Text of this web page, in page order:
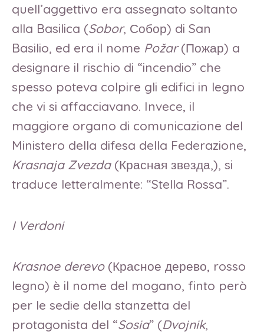
quell’aggettivo era assegnato soltanto
alla Basilica (Sobor, Собор) di San
Basilio, ed era il nome Požar(Пожар) a
designare il rischio di “incendio” che
spesso poteva colpire gli edifici in legno
che vi si affacciavano. Invece, il
maggiore organo di comunicazione del
Ministero della difesa della Federazione,
Krasnaja Zvezda(Красная звезда,), si
traduce letteralmente: “Stella Rossa”.
I Verdoni
Krasnoe derevo(Красное дерево, rosso
legno) è il nome del mogano, finto però
per le sedie della stanzetta del
protagonista del “Sosia” (Dvojnik,